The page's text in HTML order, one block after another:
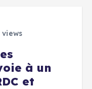
views
à un
et